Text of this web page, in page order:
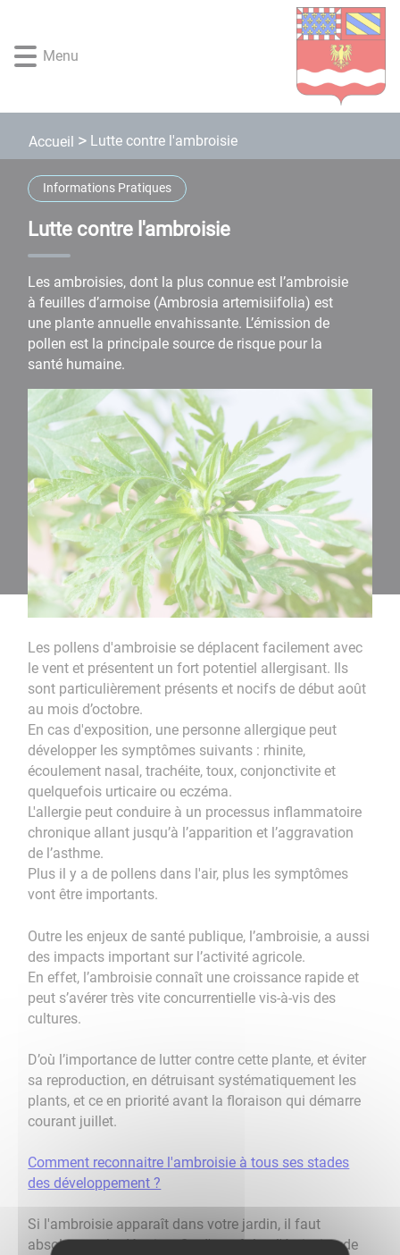
rapide
au
rapide
au
principal
rapide
recherche
rapide
au
de
Menu
Accueil Lutte contre l'ambroisie
Informations Pratiques
Lutte contre l'ambroisie
Les ambroisies, dont la plus connue est l’ambroisie
à feuilles d’armoise (Ambrosia artemisiifolia) est
une plante annuelle envahissante. L’émission de
pollen est la principale source de risque pour la
santé humaine.
Les pollens d'ambroisie se déplacent facilement avec
le vent et présentent un fort potentiel allergisant. Ils
sont particulièrement présents et nocifs de début août
au mois d’octobre.
En cas d'exposition, une personne allergique peut
développer les symptômes suivants : rhinite,
écoulement nasal, trachéite, toux, conjonctivite et
quelquefois urticaire ou eczéma.
L'allergie peut conduire à un processus inflammatoire
chronique allant jusqu’à l’apparition et l’aggravation
de l’asthme.
Plus il y a de pollens dans l'air, plus les symptômes
vont être importants.
Outre les enjeux de santé publique, l’ambroisie, a aussi
des impacts important sur l’activité agricole.
En effet, l’ambroisie connaît une croissance rapide et
peut s’avérer très vite concurrentielle vis-à-vis des
cultures.
D’où l’importance de lutter contre cette plante, et éviter
sa reproduction, en détruisant systématiquement les
plants, et ce en priorité avant la floraison qui démarre
courant juillet.
Comment reconnaitre l'ambroisie à tous ses stades
des développement ?
Si l'ambroisie apparaît dans votre jardin, il faut
absolument la détruire afin d'empêcher l'émission de